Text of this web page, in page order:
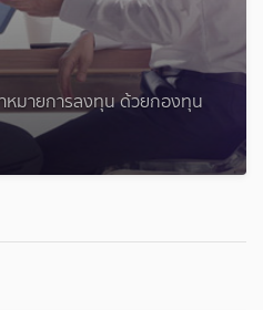
หมายการลงทุน ด้วยกองทุน